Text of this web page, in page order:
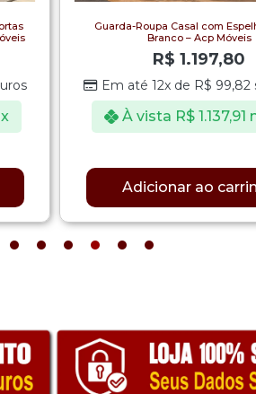
Guarda-Roupa Casal com
Branco – Acp Móveis
R$ 1.197,80
Em até 12x de R$ 99,82
À vista R$1.137,91
Adicionar ao